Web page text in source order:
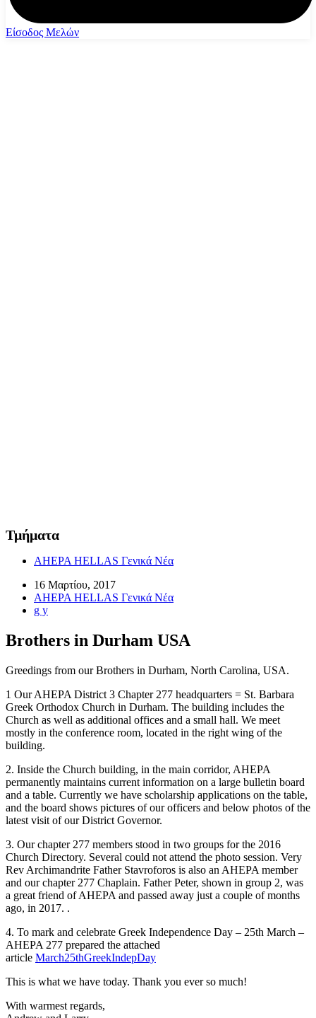
Είσοδος Μελών
Τμήματα
AHEPA HELLAS Γενικά Νέα
16 Μαρτίου, 2017
AHEPA HELLAS Γενικά Νέα
g y
Brothers in Durham USA
Greedings from our Brothers in Durham, North Carolina, USA.
1 Our AHEPA District 3 Chapter 277 headquarters = St. Barbara
Greek Orthodox Church in Durham. The building includes the
Church as well as additional offices and a small hall. We meet
mostly in the conference room, located in the right wing of the
building.
2. Inside the Church building, in the main corridor, AHEPA
permanently maintains current information on a large bulletin board
and a table. Currently we have scholarship applications on the table,
and the board shows pictures of our officers and below photos of the
latest visit of our District Governor.
3. Our chapter 277 members stood in two groups for the 2016
Church Directory. Several could not attend the photo session. Very
Rev Archimandrite Father Stavroforos is also an AHEPA member
and our chapter 277 Chaplain. Father Peter, shown in group 2, was
a great friend of AHEPA and passed away just a couple of months
ago, in 2017. .
4. To mark and celebrate Greek Independence Day – 25th March –
AHEPA 277 prepared the attached
article March25thGreekIndepDay
This is what we have today. Thank you ever so much!
With warmest regards,